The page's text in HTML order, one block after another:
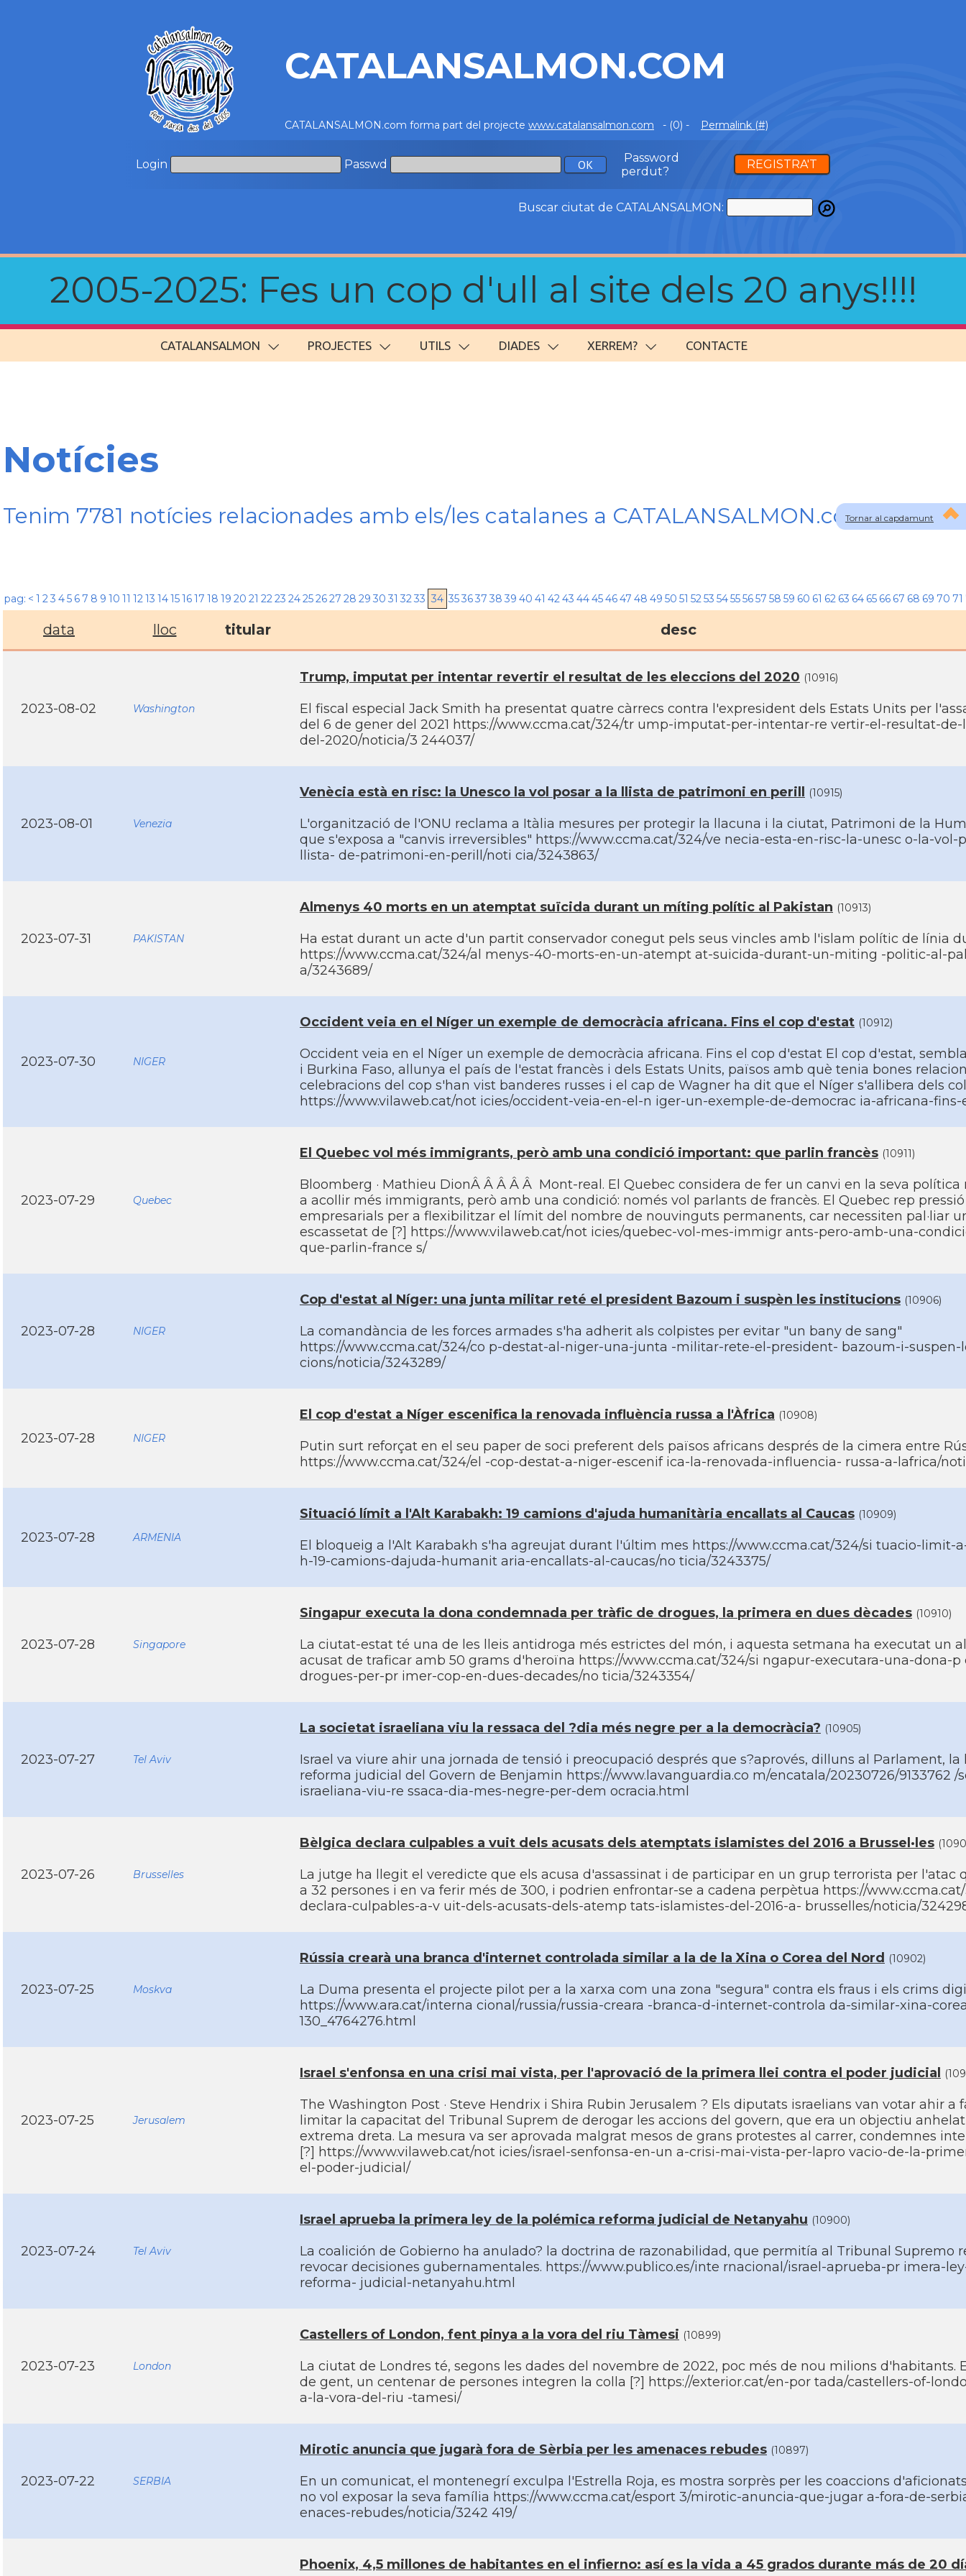
CATALANSALMON.COM
CATALANSALMON.com forma part del projecte www.catalansalmon.com - (0) - Permalink (#)
Login Passwd
Password
perdut?
REGISTRA'T
Buscar ciutat de CATALANSALMON:
2005-2025: Fes un cop d'ull al site dels 20 anys!!!!
CATALANSALMON PROJECTES UTILS DIADES XERREM? CONTACTE
Tornar al capdamunt
Notícies
Tenim 7781 notícies relacionades amb els/les catalanes a CATALANSALMON.com
pag: < 1 23 45 6 7 8 9 10 11 1213 14151617 18 19 20 21 2223 24252627 28 29 30 31 3233 34 353637 38 39 40 41 4243 44454647 48 49 50 51 5253 54555657 58 59 60 61 62 63 64 65 66 67 68 69 70 71
data lloc titular desc
2023-08-02 Washington
Trump, imputat per intentar revertir el resultat de les eleccions del 2020 (10916)
El fiscal especial Jack Smith ha presentat quatre càrrecs contra l'expresident dels Estats Units per
del 6 de gener del 2021 https://www.ccma.cat/324/tr ump-imputat-per-intentar-re vertir-el-resultat-de-
del-2020/noticia/3 244037/
2023-08-01 Venezia
Venècia està en risc: la Unesco la vol posar a la llista de patrimoni en perill (10915)
L'organització de l'ONU reclama a Itàlia mesures per protegir la llacuna i la ciutat, Patrimoni de la
que s'exposa a "canvis irreversibles" https://www.ccma.cat/324/ve necia-esta-en-risc-la-unesc o-la-vol-
llista- de-patrimoni-en-perill/noti cia/3243863/
2023-07-31 PAKISTAN
Almenys 40 morts en un atemptat suïcida durant un mí­ting polí­tic al Pakistan (10913)
Ha estat durant un acte d'un partit conservador conegut pels seus vincles amb l'islam polí­tic de lí­nia
https://www.ccma.cat/324/al menys-40-morts-en-un-atempt at-suicida-durant-un-miting -politic-al-
a/3243689/
2023-07-30 NIGER
Occident veia en el Ní­ger un exemple de democràcia africana. Fins el cop d'estat (10912)
Occident veia en el Ní­ger un exemple de democràcia africana. Fins el cop d'estat El cop d'estat,
i Burkina Faso, allunya el paí­s de l'estat francès i dels Estats Units, països amb què tenia bones
celebracions del cop s'han vist banderes russes i el cap de Wagner ha dit que el Ní­ger s'allibera dels
https://www.vilaweb.cat/not icies/occident-veia-en-el-n iger-un-exemple-de-democrac ia-africana-
2023-07-29 Quebec
El Quebec vol més immigrants, però amb una condició important: que parlin francès (10911)
Bloomberg · Mathieu DionÂ Â Â Â Â Mont-real. El Quebec considera de fer un canvi en la seva
a acollir més immigrants, però amb una condició: només vol parlants de francès. El Quebec rep
empresarials per a flexibilitzar el lí­mit del nombre de nouvinguts permanents, car necessiten pal·liar
escassetat de [?] https://www.vilaweb.cat/not icies/quebec-vol-mes-immigr ants-pero-amb-una-
que-parlin-france s/
2023-07-28 NIGER
Cop d'estat al Ní­ger: una junta militar reté el president Bazoum i suspèn les institucions (10906)
La comandància de les forces armades s'ha adherit als colpistes per evitar "un bany de sang"
https://www.ccma.cat/324/co p-destat-al-niger-una-junta -militar-rete-el-president- bazoum-i-
cions/noticia/3243289/
2023-07-28 NIGER
El cop d'estat a Ní­ger escenifica la renovada influència russa a l'Àfrica (10908)
Putin surt reforçat en el seu paper de soci preferent dels països africans després de la cimera entre
https://www.ccma.cat/324/el -cop-destat-a-niger-escenif ica-la-renovada-influencia- russa-a-lafrica/
2023-07-28 ARMENIA
Situació lí­mit a l'Alt Karabakh: 19 camions d'ajuda humanitària encallats al Caucas (10909)
El bloqueig a l'Alt Karabakh s'ha agreujat durant l'últim mes https://www.ccma.cat/324/si tuacio-limit-
h-19-camions-dajuda-humanit aria-encallats-al-caucas/no ticia/3243375/
2023-07-28 Singapore
Singapur executa la dona condemnada per tràfic de drogues, la primera en dues dècades (10910)
La ciutat-estat té una de les lleis antidroga més estrictes del món, i aquesta setmana ha executat un
acusat de traficar amb 50 grams d'heroïna https://www.ccma.cat/324/si ngapur-executara-una-dona-p
drogues-per-pr imer-cop-en-dues-decades/no ticia/3243354/
2023-07-27 Tel Aviv
La societat israeliana viu la ressaca del ?dia més negre per a la democràcia? (10905)
Israel va viure ahir una jornada de tensió i preocupació després que s?aprovés, dilluns al Parlament, la
reforma judicial del Govern de Benjamin https://www.lavanguardia.co m/encatala/20230726/9133762 /
israeliana-viu-re ssaca-dia-mes-negre-per-dem ocracia.html
2023-07-26 Brusselles
Bèlgica declara culpables a vuit dels acusats dels atemptats islamistes del 2016 a Brussel·les
La jutge ha llegit el veredicte que els acusa d'assassinat i de participar en un grup terrorista per l'atac
a 32 persones i en va ferir més de 300, i podrien enfrontar-se a cadena perpètua https://
declara-culpables-a-v uit-dels-acusats-dels-atemp tats-islamistes-del-2016-a- brusselles/noticia/
2023-07-25 Moskva
Rússia crearà una branca d'internet controlada similar a la de la Xina o Corea del Nord (10902)
La Duma presenta el projecte pilot per a la xarxa com una zona "segura" contra els fraus i els crims
https://www.ara.cat/interna cional/russia/russia-creara -branca-d-internet-controla da-similar-xina-
130_4764276.html
2023-07-25 Jerusalem
Israel s'enfonsa en una crisi mai vista, per l'aprovació de la primera llei contra el poder judicial
The Washington Post · Steve Hendrix i Shira Rubin Jerusalem ? Els diputats israelians van votar ahir a
limitar la capacitat del Tribunal Suprem de derogar les accions del govern, que era un objectiu
extrema dreta. La mesura va ser aprovada malgrat mesos de grans protestes al carrer, condemnes
[?] https://www.vilaweb.cat/not icies/israel-senfonsa-en-un a-crisi-mai-vista-per-lapro vacio-de-la-
el-poder-judicial/
2023-07-24 Tel Aviv
Israel aprueba la primera ley de la polémica reforma judicial de Netanyahu (10900)
La coalición de Gobierno ha anulado? la doctrina de razonabilidad, que permití­a al Tribunal Supremo
revocar decisiones gubernamentales. https://www.publico.es/inte rnacional/israel-aprueba-pr imera-
reforma- judicial-netanyahu.html
2023-07-23 London
Castellers of London, fent pinya a la vora del riu Tàmesi (10899)
La ciutat de Londres té, segons les dades del novembre de 2022, poc més de nou milions d'habitants.
de gent, un centenar de persones integren la colla [?] https://exterior.cat/en-por tada/castellers-of-
a-la-vora-del-riu -tamesi/
2023-07-22 SERBIA
Mirotic anuncia que jugarà fora de Sèrbia per les amenaces rebudes (10897)
En un comunicat, el montenegrí­ exculpa l'Estrella Roja, es mostra sorprès per les coaccions
no vol exposar la seva famí­lia https://www.ccma.cat/esport 3/mirotic-anuncia-que-jugar a-fora-de-
enaces-rebudes/noticia/3242 419/
Phoenix, 4,5 millones de habitantes en el infierno: así­ es la vida a 45 grados durante más de 20